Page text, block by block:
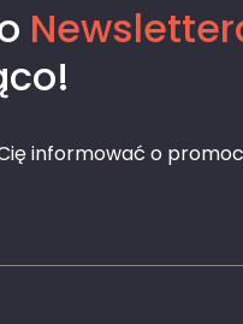
informować o